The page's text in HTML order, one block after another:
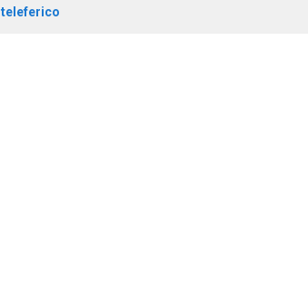
teleferico